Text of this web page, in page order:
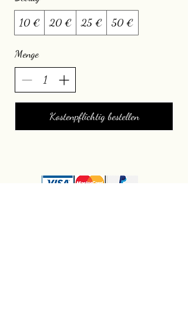
10 €
20 € 25 € 50 €
Menge
Kostenpflichtig bestellen